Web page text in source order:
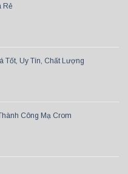
Rẻ
Tốt, Uy Tín, Chất Lượng
Công Mạ Crom